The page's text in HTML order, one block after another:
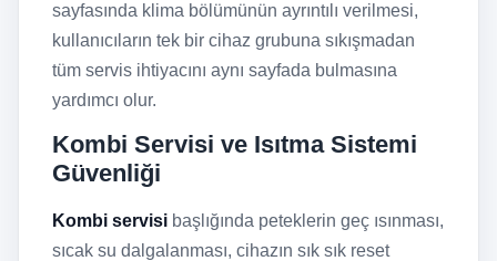
sayfasında klima bölümünün ayrıntılı verilmesi,
kullanıcıların tek bir cihaz grubuna sıkışmadan
tüm servis ihtiyacını aynı sayfada bulmasına
yardımcı olur.
Kombi Servisi ve Isıtma Sistemi
Güvenliği
Kombi servisi başlığında peteklerin geç ısınması,
sıcak su dalgalanması, cihazın sık sık reset